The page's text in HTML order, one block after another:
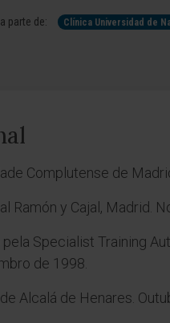
parte de: Clínica Universidad de
Complutense de
Ramón y Cajal, Madrid.
Specialist Training
de 1998.
Alcalá de Henares.